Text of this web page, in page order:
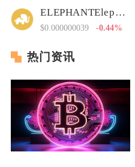
ELEPHANTElephant Money
$0.000000039 -0.44%
热门资讯